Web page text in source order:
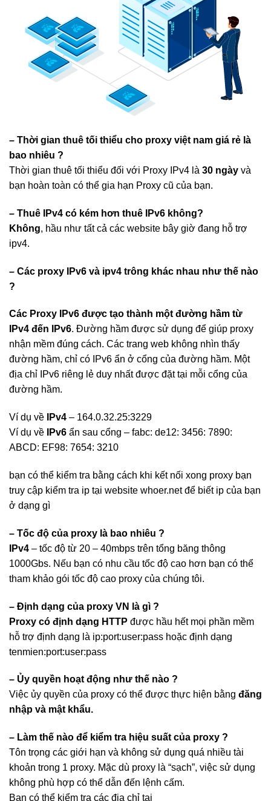
– Thời gian thuê tối thiểu cho proxy việt nam giá rẻ là
bao nhiêu ?
Thời gian thuê tối thiểu đối với Proxy IPv4 là 30 ngày và
bạn hoàn toàn có thể gia hạn Proxy cũ của bạn.
– Thuê IPv4 có kém hơn thuê IPv6 không?
Không, hầu như tất cả các website bây giờ đang hỗ trợ
ipv4.
– Các proxy IPv6 và ipv4 trông khác nhau như thế nào
?
Các Proxy IPv6 được tạo thành một đường hầm từ
IPv4 đến IPv6. Đường hầm được sử dụng để giúp proxy
nhận mềm đúng cách. Các trang web không nhìn thấy
đường hầm, chỉ có IPv6 ẩn ở cổng của đường hầm. Một
địa chỉ IPv6 riêng lẻ duy nhất được đặt tại mỗi cổng của
đường hầm.
Ví dụ về IPv4 – 164.0.32.25:3229
Ví dụ về
IPv6 ẩn sau cổng – fabc: de12: 3456: 7890:
ABCD: EF98: 7654: 3210
bạn có thể kiểm tra bằng cách khi kết nối xong proxy bạn
truy cập kiểm tra ip tại website whoer.net để biết ip của bạn
ở dạng gì
– Tốc độ của proxy là bao nhiêu ?
IPv4 – tốc độ từ 20 – 40mbps trên tổng băng thông
1000Gbs. Nếu bạn có nhu cầu tốc độ cao hơn bạn có thể
tham khảo gói tốc độ cao proxy của chúng tôi.
– Định dạng của proxy VN là gì ?
Proxy có định dạng HTTP được hầu hết mọi phần mềm
hỗ trợ định dạng là ip:port:user:pass hoặc định dạng
tenmien:port:user:pass
– Ủy quyền hoạt động như thế nào ?
Việc ủy ​​quyền của proxy có thể được thực hiện bằng đăng
nhập và mật khẩu.
– Làm thế nào để kiểm tra hiệu suất của proxy ?
Tôn trọng các giới hạn và không sử dụng quá nhiều tài
khoản trong 1 proxy. Mặc dù proxy là “sạch”, việc sử dụng
không phù hợp có thể dẫn đến lệnh cấm.
Bạn có thể kiểm tra các địa chỉ tại